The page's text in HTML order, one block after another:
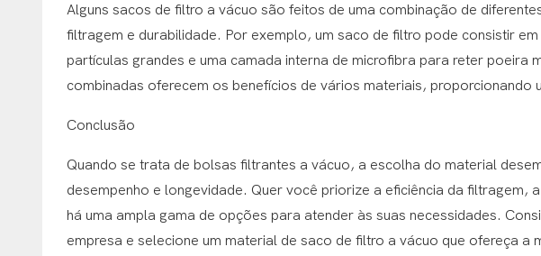
Alguns sacos de filtro a vácuo são feitos de uma combinação de
filtragem e durabilidade. Por exemplo, um saco de filtro pode consistir
partículas grandes e uma camada interna de microfibra para reter poeira
combinadas oferecem os benefícios de vários materiais, proporcionando
Conclusão
Quando se trata de bolsas filtrantes a vácuo, a escolha do material
desempenho e longevidade. Quer você priorize a eficiência da filtragem,
há uma ampla gama de opções para atender às suas necessidades.
empresa e selecione um material de saco de filtro a vácuo que ofereça a